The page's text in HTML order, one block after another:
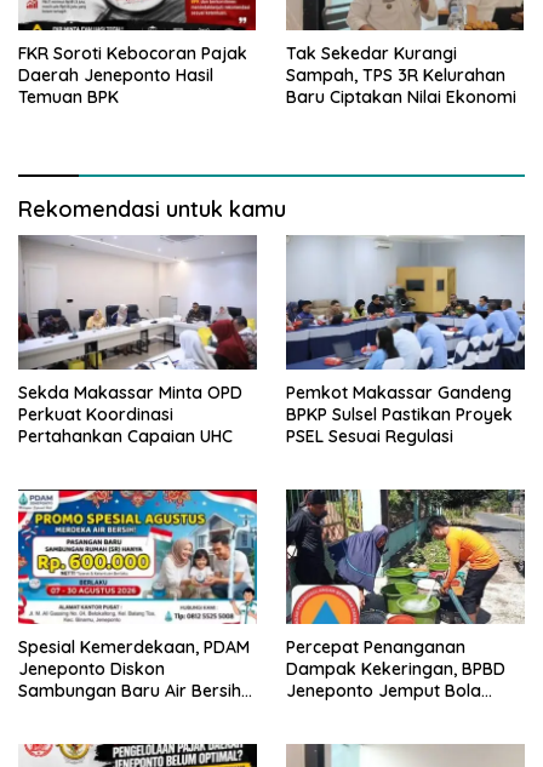
FKR Soroti Kebocoran Pajak
Daerah Jeneponto Hasil
Temuan BPK
Tak Sekedar Kurangi
Sampah, TPS 3R Kelurahan
Baru Ciptakan Nilai Ekonomi
Rekomendasi untuk kamu
Sekda Makassar Minta OPD
Perkuat Koordinasi
Pertahankan Capaian UHC
Pemkot Makassar Gandeng
BPKP Sulsel Pastikan Proyek
PSEL Sesuai Regulasi
Spesial Kemerdekaan, PDAM
Jeneponto Diskon
Sambungan Baru Air Bersih
Percepat Penanganan
Dampak Kekeringan, BPBD
Jeneponto Jemput Bola